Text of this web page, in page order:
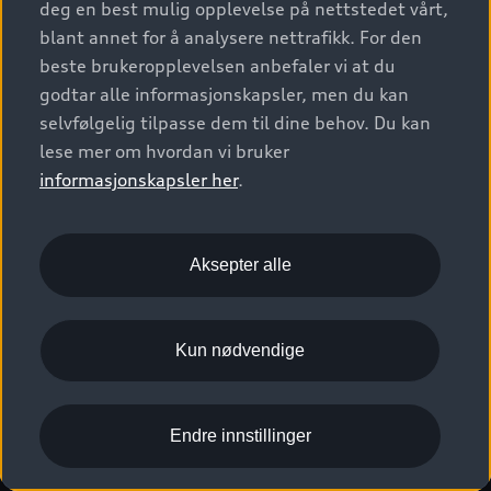
S/RS
Konseptbiler og prototyper
Prislister
Leasing
Bilgarantier
Audi Forsikring
Verkstedtjenester
Functions on demand
Kom i gang med myAudi
Kundeservice
Nyhetsbrev
Presse
Karriere
Bli sertifisert merkeverksted
Autoretur
Åpenhetsloven
© 2026 AUDI NORGE. All Rights Reserved.
Imprint Ansvarserklæring
Personvern
Informasjonskapsler (cookies)
Juridisk informasjon AUDI AG
deg en best mulig opplevelse på nettstedet vårt,
blant annet for å analysere nettrafikk. For den
beste brukeropplevelsen anbefaler vi at du
godtar alle informasjonskapsler, men du kan
selvfølgelig tilpasse dem til dine behov. Du kan
lese mer om hvordan vi bruker
informasjonskapsler her.
Aksepter alle
Kun nødvendige
Endre innstillinger